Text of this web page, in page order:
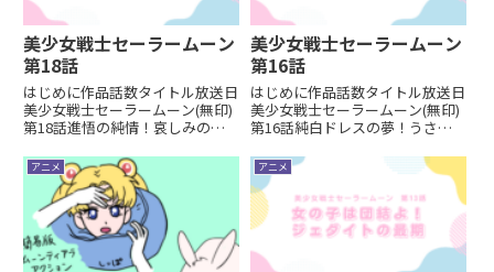
美少女戦士セーラームーン
第18話
はじめに作品話数タイトル放送日
美少女戦士セーラームーン(無印)
第18話進悟の純情！哀しみのフ
弟・進悟の回。変身ポイント そ
の1：香山ミカちゃん進悟の同級
生の香山ミカちゃん。ミカちゃん
はお母さんが有名なド...
美少女戦士セーラームーン
第16話
はじめに作品話数タイトル放送日
美少女戦士セーラームーン(無印)
第16話純白ドレスの夢！うさぎ
のお話には必ずといっていいほど
入る、ウェディングドレス回で
す。変身ポイント その1：秋山ひ
ぐれ先生今回のネフラ...
アニメ アニメ